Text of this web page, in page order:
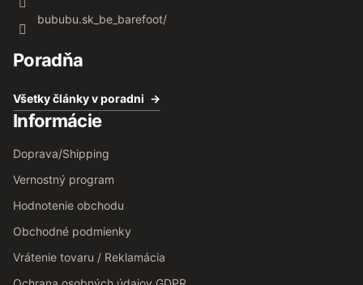
bububu.sk_be_barefoot/
Poradňa
Všetky články v poradni
Informácie
Doprava/Shipping
Vernostný program
Hodnotenie obchodu
Obchodné podmienky
Vrátenie tovaru / Reklamácia